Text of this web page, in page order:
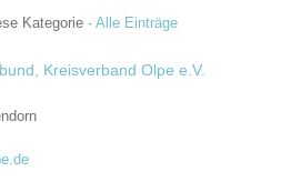
Kategorie · Alle Einträge
Kreisverband Olpe e.V.